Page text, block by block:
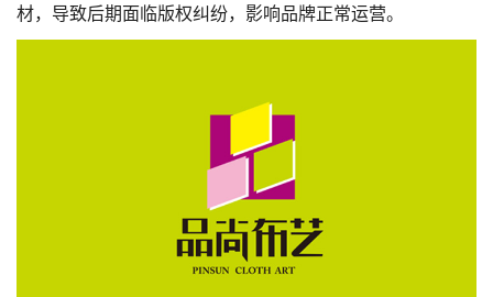
材，导致后期面临版权纠纷，影响品牌正常运营。